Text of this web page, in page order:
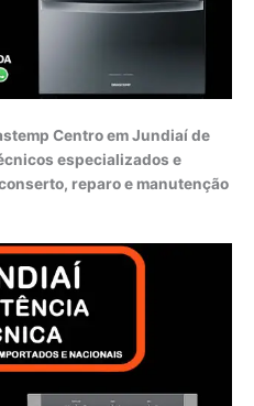
Centro em Jundiaí de
especializados e
reparo e manutenção